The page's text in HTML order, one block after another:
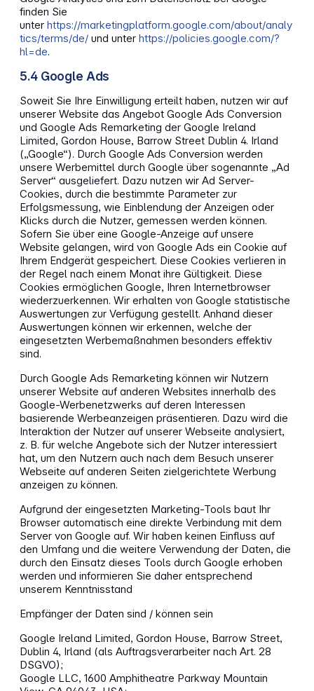
finden Sie
unterhttps://marketingplatform.google.com/about/analy
tics/terms/de/ und unterhttps://policies.google.com/?
hl=de.
5.4 Google Ads
Soweit Sie Ihre Einwilligung erteilt haben, nutzen wir auf
unserer Website das Angebot Google Ads Conversion
und Google Ads Remarketing der Google Ireland
Limited, Gordon House, Barrow Street Dublin 4. Irland
(„Google“). Durch Google Ads Conversion werden
unsere Werbemittel durch Google über sogenannte „Ad
Server“ ausgeliefert. Dazu nutzen wir Ad Server-
Cookies, durch die bestimmte Parameter zur
Erfolgsmessung, wie Einblendung der Anzeigen oder
Klicks durch die Nutzer, gemessen werden können.
Sofern Sie über eine Google-Anzeige auf unsere
Website gelangen, wird von Google Ads ein Cookie auf
Ihrem Endgerät gespeichert. Diese Cookies verlieren in
der Regel nach einem Monat ihre Gültigkeit. Diese
Cookies ermöglichen Google, Ihren Internetbrowser
wiederzuerkennen. Wir erhalten von Google statistische
Auswertungen zur Verfügung gestellt. Anhand dieser
Auswertungen können wir erkennen, welche der
eingesetzten Werbemaßnahmen besonders effektiv
sind.
Durch Google Ads Remarketing können wir Nutzern
unserer Website auf anderen Websites innerhalb des
Google-Werbenetzwerks auf deren Interessen
basierende Werbeanzeigen präsentieren. Dazu wird die
Interaktion der Nutzer auf unserer Webseite analysiert,
z. B. für welche Angebote sich der Nutzer interessiert
hat, um den Nutzern auch nach dem Besuch unserer
Webseite auf anderen Seiten zielgerichtete Werbung
anzeigen zu können.
Aufgrund der eingesetzten Marketing-Tools baut Ihr
Browser automatisch eine direkte Verbindung mit dem
Server von Google auf. Wir haben keinen Einfluss auf
den Umfang und die weitere Verwendung der Daten, die
durch den Einsatz dieses Tools durch Google erhoben
werden und informieren Sie daher entsprechend
unserem Kenntnisstand
Empfänger der Daten sind / können sein
Google Ireland Limited, Gordon House, Barrow Street,
Dublin 4, Irland (als Auftragsverarbeiter nach Art. 28
DSGVO);
Google LLC, 1600 Amphitheatre Parkway Mountain